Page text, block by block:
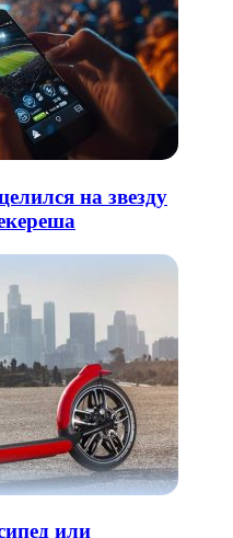
на звезду
или